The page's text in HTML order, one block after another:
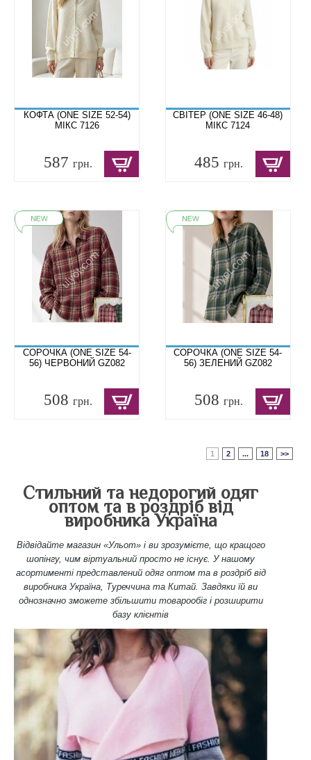
КОФТА (ONE SIZE 52-54)
МІКС 7126
587 грн.
СВІТЕР (ONE SIZE 46-48)
МІКС 7124
485грн.
СОРОЧКА (ONE SIZE 54-
56) ЧЕРВОНИЙ GZ082
508 грн.
СОРОЧКА (ONE SIZE 54-
56) ЗЕЛЕНИЙ GZ082
508грн.
1 2 ... 18 >>
Стильний та недорогий одяг
оптом та в роздріб від
виробника Україна
Відвідайте магазин «Ульот» і ви зрозумієте, що кращого
шопінгу, чим віртуальний просто не існує. У нашому
асортименті представлений одяг оптом та в роздріб від
виробника Україна, Туреччина та Китай. Завдяки їй ви
однозначно зможете збільшити товарообіг і розширити
базу клієнтів